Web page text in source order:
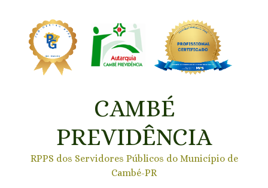
CAMBÉ
PREVIDÊNCIA
RPPS dos Servidores Públicos do Município de
Cambé-PR